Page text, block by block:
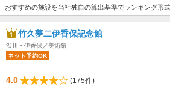
おすすめの施設を当社独自の算出基準でランキング形
竹久夢二伊香保記念館
渋川・伊香保／美術館
ネット予約OK
4.0
(175件)